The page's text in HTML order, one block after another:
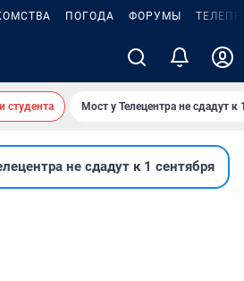
ПОГОДА ФОРУМЫ
студента Мост у Телецентра не сдадут к
не сдадут к 1 сентября